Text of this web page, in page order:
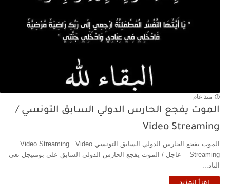
منذ عام
الموت يفجع الحارس الدولي السابق التونسي /
Video Streaming
الموت يفجع الحارس الدولي السابق التونسي Video Streaming Video
Streaming عاجل / الموت يفجع الحارس الدولي السابق علي بومنيجل نعى
الناد...